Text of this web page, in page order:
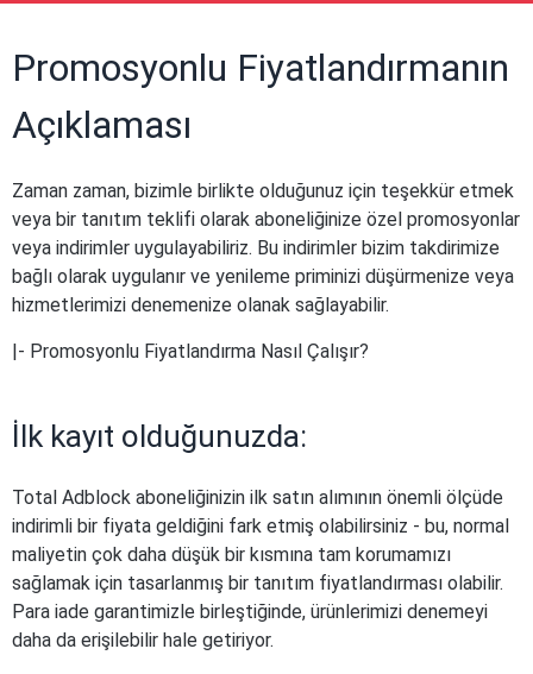
Promosyonlu Fiyatlandırmanın
Açıklaması
Zaman zaman, bizimle birlikte olduğunuz için teşekkür etmek
veya bir tanıtım teklifi olarak aboneliğinize özel promosyonlar
veya indirimler uygulayabiliriz. Bu indirimler bizim takdirimize
bağlı olarak uygulanır ve yenileme priminizi düşürmenize veya
hizmetlerimizi denemenize olanak sağlayabilir.
|- Promosyonlu Fiyatlandırma Nasıl Çalışır?
İlk kayıt olduğunuzda:
Total Adblock aboneliğinizin ilk satın alımının önemli ölçüde
indirimli bir fiyata geldiğini fark etmiş olabilirsiniz - bu, normal
maliyetin çok daha düşük bir kısmına tam korumamızı
sağlamak için tasarlanmış bir tanıtım fiyatlandırması olabilir.
Para iade garantimizle birleştiğinde, ürünlerimizi denemeyi
daha da erişilebilir hale getiriyor.